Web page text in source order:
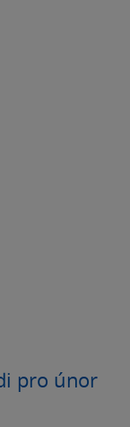
pro únor